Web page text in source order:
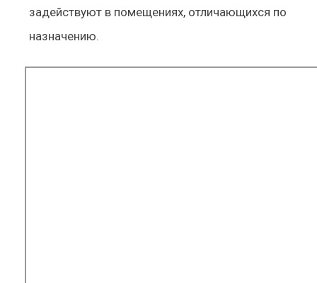
задействуют в помещениях, отличающихся по
назначению.